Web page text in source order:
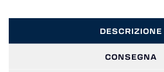
DESCRIZIONE
CONSEGNA